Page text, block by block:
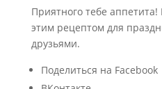
Приятного тебе аппетита!
этим рецептом для
друзьями.
Поделиться на Facebook